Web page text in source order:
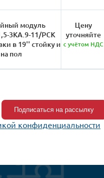
модуль
3КА.9-11/РСК
в 19'' стойку и
на пол
Цену
уточняйте
с учётом НДС
конфиденциальности